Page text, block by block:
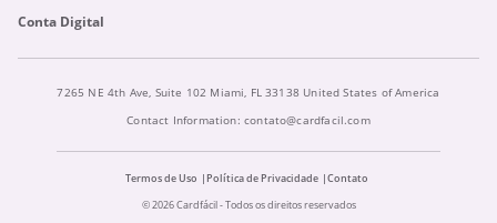
Conta Digital
7265 NE 4th Ave, Suite 102 Miami, FL 33138 United States of America
Contact Information: contato@cardfacil.com
Termos de Uso Política de Privacidade
Contato
© 2026 Cardfácil - Todos os direitos reservados